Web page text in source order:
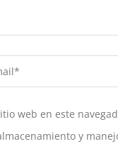
web en este
y